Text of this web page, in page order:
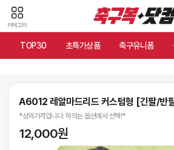
카테고리
TOP30 초특가상품 축구유니폼
A6012 레알마드리드 커스텀형 [긴팔/
*상의가격입니다. 하의는 옵션에서 선택!*
12,000원